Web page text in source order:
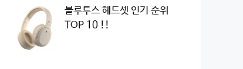
블루투스 헤드셋 인기 순위
TOP 10 !!